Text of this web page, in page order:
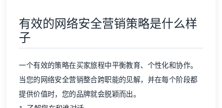
有效的网络安全营销策略是什么样
子
一个有效的策略在买家旅程中平衡教育、个性化和协作。
当您的网络安全营销整合跨职能的见解，并在每个阶段都
提供价值时，您的品牌就会脱颖而出。